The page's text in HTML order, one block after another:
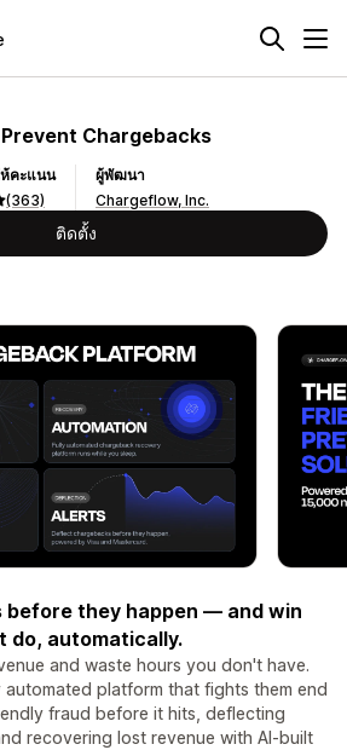
Chargebacks
ห้คะแนน
(363)
ผู้พัฒนา
Chargeflow, Inc.
ติดตั้ง
before they happen — and win
do, automatically.
and waste hours you don't have.
platform that fights them end
fraud before it hits, deflecting
recovering lost revenue with AI-built